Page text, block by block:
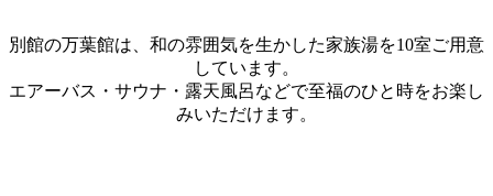
別館の万葉館は、和の雰囲気を生かした家族湯を10室ご用意
しています。
エアーバス・サウナ・露天風呂などで至福のひと時をお楽し
みいただけます。